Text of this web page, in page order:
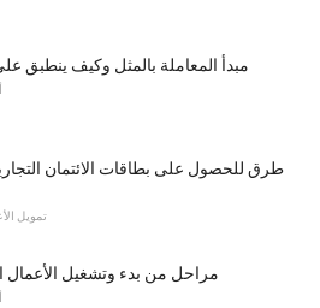
مبدأ المعاملة بالمثل وكيف ينطبق
تمويل
7 مراحل من بدء وتشغيل الأعمال